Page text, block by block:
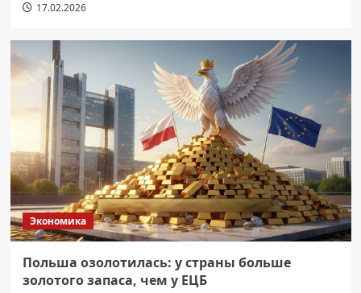
17.02.2026
Экономика
Польша озолотилась: у страны больше
золотого запаса, чем у ЕЦБ